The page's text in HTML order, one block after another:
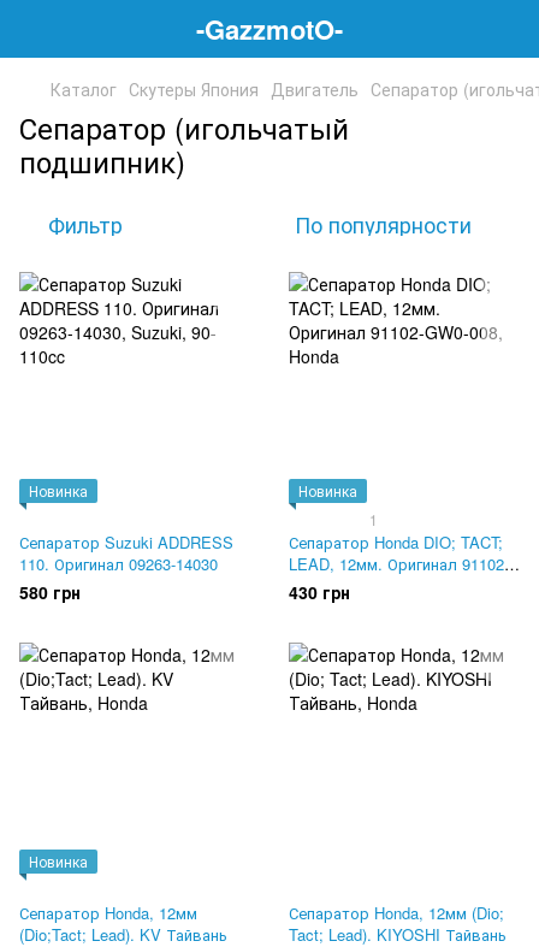
-GazzmotO-
Каталог Скутеры Япония Двигатель Сепаратор
Сепаратор (игольчатый
подшипник)
Фильтр По популярности
Новинка
Сепаратор Suzuki ADDRESS
110. Оригинал 09263-14030
580 грн
Новинка
1
Сепаратор Honda DIO; TACT;
LEAD, 12мм. Оригинал 91102-
GW0-008
430 грн
Новинка
Сепаратор Honda, 12мм
(Dio;Tact; Lead). KV Тайвань
Сепаратор Honda, 12мм (Dio;
Tact; Lead). KIYOSHI Тайвань